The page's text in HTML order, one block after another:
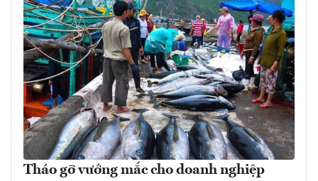
Tháo gỡ vướng mắc cho doanh nghiệp